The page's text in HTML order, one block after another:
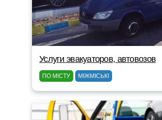
Услуги эвакуаторов, автовозов
ПО МІСТУ МІЖМІСЬКІ